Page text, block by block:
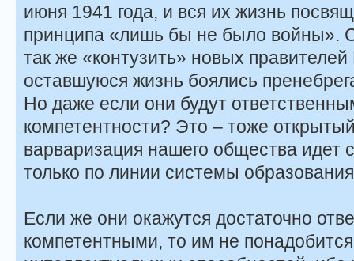
июня 1941 года, и вся их жизнь
принципа «лишь бы не было войны».
так же «контузить» новых
оставшуюся жизнь боялись
Но даже если они будут
компетентности? Это – тоже
варваризация нашего общества идет
только по линии системы
Если же они окажутся достаточно
компетентными, то им не